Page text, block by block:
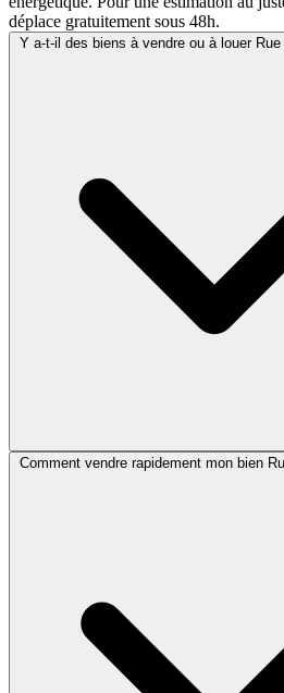
déplace gratuitement sous 48h.
Y a-t-il des biens à vendre ou à louer
Comment vendre rapidement mon bien